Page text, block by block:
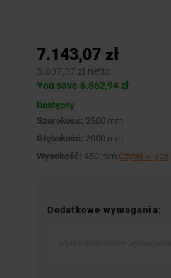
7.143,07 zł
5.807,37 zł netto
You save 6.862,94 zł
Dostępny
Szerokość: 2500 mm
Głębokość: 2000 mm
Wysokość: 450 mm Czytaj więcej
Dodatkowe wymagania: